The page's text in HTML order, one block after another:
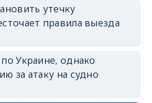
утечку
правила выезда
Украине, однако
за атаку на судно